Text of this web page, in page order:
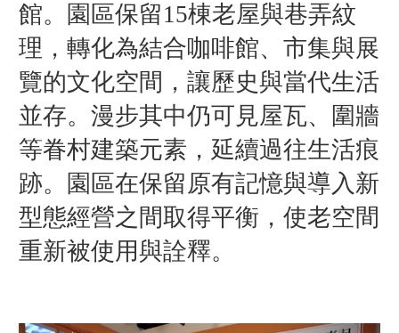
館。園區保留15棟老屋與巷弄紋
理，轉化為結合咖啡館、市集與展
覽的文化空間，讓歷史與當代生活
並存。漫步其中仍可見屋瓦、圍牆
等眷村建築元素，延續過往生活痕
跡。園區在保留原有記憶與導入新
型態經營之間取得平衡，使老空間
重新被使用與詮釋。